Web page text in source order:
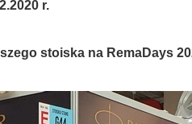
r.
stoiska na RemaDays